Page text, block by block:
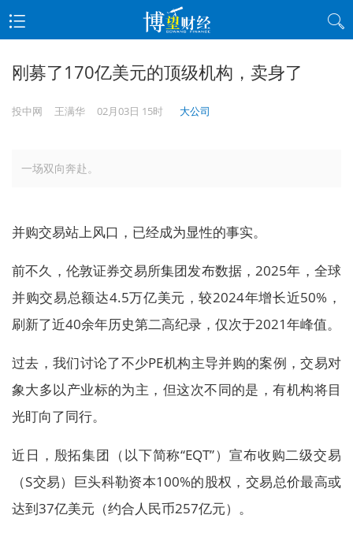
刚募了170亿美元的顶级机构，卖身了
投中网 王满华 02月03日 15时 大公司
一场双向奔赴。
并购交易站上风口，已经成为显性的事实。
前不久，伦敦证券交易所集团发布数据，2025年，全球
并购交易总额达4.5万亿美元，较2024年增长近50%，
刷新了近40余年历史第二高纪录，仅次于2021年峰值。
过去，我们讨论了不少PE机构主导并购的案例，交易对
象大多以产业标的为主，但这次不同的是，有机构将目
光盯向了同行。
近日，殷拓集团（以下简称“EQT”）宣布收购二级交易
（S交易）巨头科勒资本100%的股权，交易总价最高或
达到37亿美元（约合人民币257亿元）。